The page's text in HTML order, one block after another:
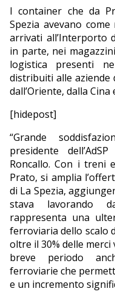
I container che da
Spezia avevano
arrivati all’Interporto
in parte, nei
logistica presenti
distribuiti alle
dall’Oriente, dalla Cina
[hidepost]
“Grande
presidente
Roncallo. Con i treni
Prato, si amplia
di La Spezia,
stava lavorando
rappresenta una
ferroviaria dello scalo
oltre il 30% delle
breve periodo
ferroviarie che
e un incremento